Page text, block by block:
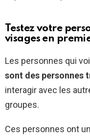
Testez votre
visages en
Les personnes qui
sont des personnes
interagir avec les
groupes.
Ces personnes ont